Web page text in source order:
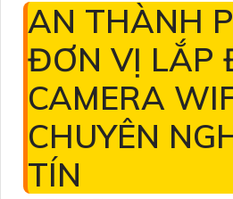
AN THÀNH
ĐƠN VỊ LẮP
CAMERA
CHUYÊN
TÍN